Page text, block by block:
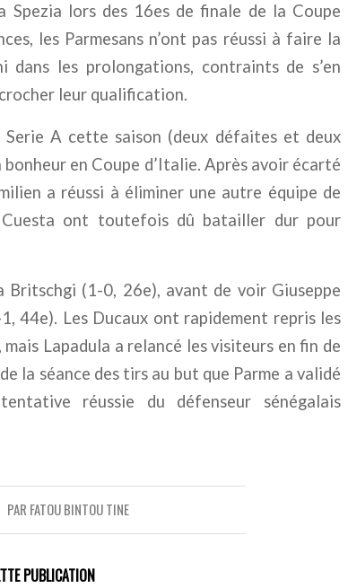
lors des 16es de finale de la Coupe
les Parmesans n’ont pas réussi à faire la
les prolongations, contraints de s’en
leur qualification.
Serie A cette saison (deux défaites et deux
en Coupe d’Italie. Après avoir écarté
a réussi à éliminer une autre équipe de
Cuesta ont toutefois dû batailler dur pour
Britschgi (1-0, 26e), avant de voir Giuseppe
44e). Les Ducaux ont rapidement repris les
Lapadula a relancé les visiteurs en fin de
la séance des tirs au but que Parme a validé
réussie du défenseur sénégalais
PAR FATOU BINTOU TINE
PUBLICATION